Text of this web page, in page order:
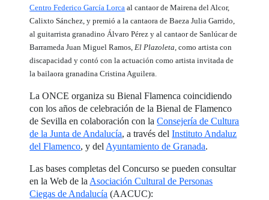
Centro Federico García Lorca al cantaor de Mairena del Alcor,
Calixto Sánchez, y premió a la cantaora de Baeza Julia Garrido,
al guitarrista granadino Álvaro Pérez y al cantaor de Sanlúcar de
Barrameda Juan Miguel Ramos,El Plazoleta, como artista con
discapacidad y contó con la actuación como artista invitada de
la bailaora granadina Cristina Aguilera.
La ONCE organiza su Bienal Flamenca coincidiendo
con los años de celebración de la Bienal de Flamenco
de Sevilla en colaboración con laConsejería de Cultura
de la Junta de Andalucía, a través delInstituto Andaluz
del Flamenco, y del Ayuntamiento de Granada.
Las bases completas del Concurso se pueden consultar
en la Web de la Asociación Cultural de Personas
Ciegas de Andalucía (AACUC):